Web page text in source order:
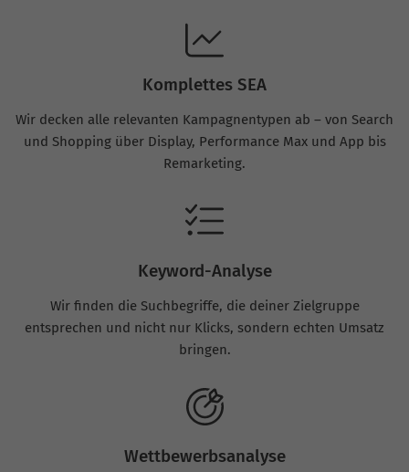
Komplettes SEA
Wir decken alle relevanten Kampagnentypen ab – von Search
und Shopping über Display, Performance Max und App bis
Remarketing.
Keyword-Analyse
Wir finden die Suchbegriffe, die deiner Zielgruppe
entsprechen und nicht nur Klicks, sondern echten Umsatz
bringen.
Wettbewerbsanalyse